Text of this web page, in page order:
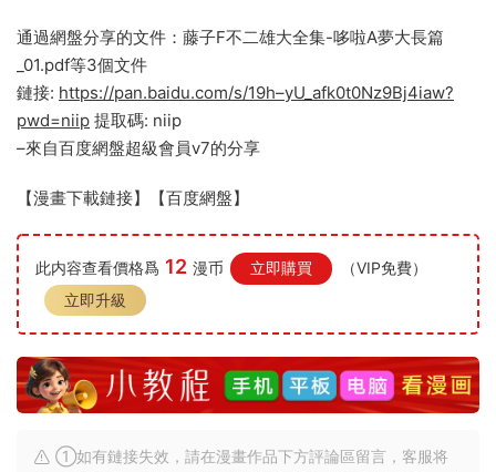
通過網盤分享的文件：藤子F不二雄大全集-哆啦A夢大長篇
_01.pdf等3個文件
鏈接: https://pan.baidu.com/s/19h–yU_afk0t0Nz9Bj4iaw?
pwd=niip 提取碼: niip
–來自百度網盤超級會員v7的分享
【漫畫下載鏈接】【百度網盤】
此内容查看價格爲 12 漫币 立即購買
（VIP免費）
立即升級
①如有鏈接失效，請在漫畫作品下方評論區留言，客服将